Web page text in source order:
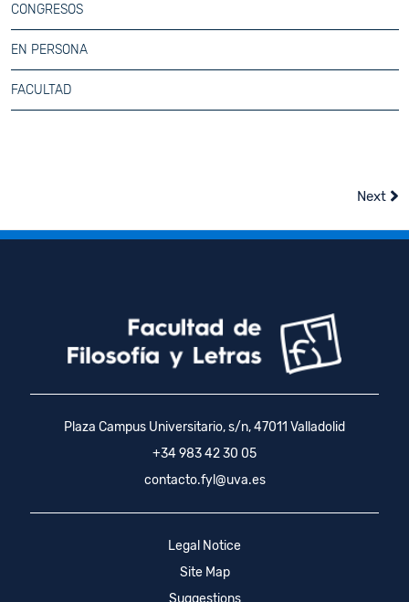
CONGRESOS
EN PERSONA
FACULTAD
Next
Plaza Campus Universitario, s/n, 47011 Valladolid
+34 983 42 30 05
contacto.fyl@uva.es
Legal Notice
Site Map